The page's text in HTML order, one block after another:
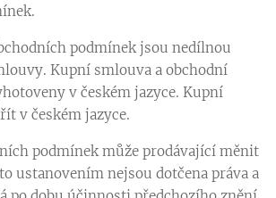
podmínek jsou nedílnou
Kupní smlouva a obchodní
v českém jazyce. Kupní
v českém jazyce.
podmínek může prodávající měnit
ustanovením nejsou dotčena práva a